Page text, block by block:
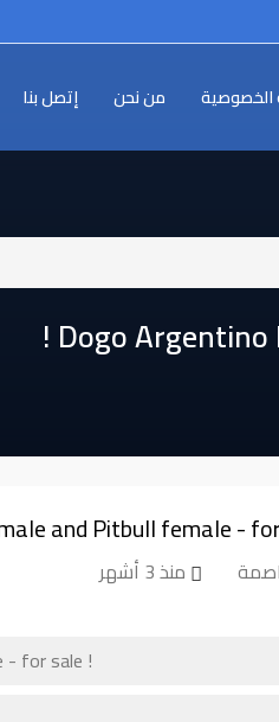
من نحن إتصل بنا
Dogo Argentino
and Pitbull female - for
منذ 3 أشهر